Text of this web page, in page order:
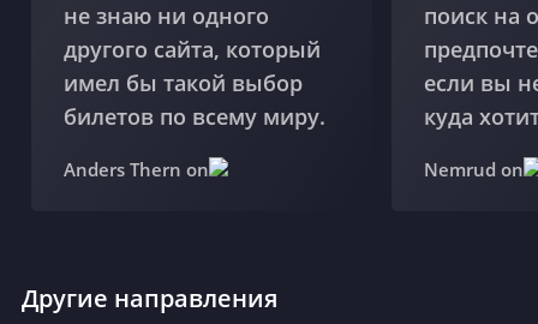
не знаю ни одного
другого сайта, который
имел бы такой выбор
билетов по всему миру.
Anders Thern on
поиск на
если вы
куда
Nemrud on
Другие направления